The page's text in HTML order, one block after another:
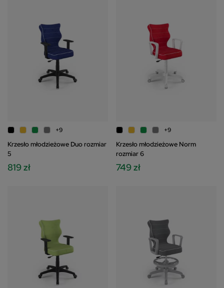
+9
Krzesło młodzieżowe Duo rozmiar
5
819 zł
+9
Krzesło młodzieżowe Norm
rozmiar 6
749 zł